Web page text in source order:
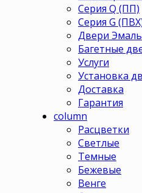
Серия Q (ПП)
Серия G
Двери Эмаль
Багетные
Услуги
Установка
Доставка
Гарантия
column
Расцветки
Светлые
Темные
Бежевые
Венге